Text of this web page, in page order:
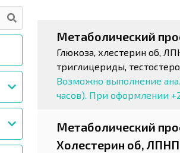
Метаболический
Глюкоза, хлестерин об,
триглицериды,
Возможно выполнение
часов). При оформлении
Метаболический
Холестерин об,